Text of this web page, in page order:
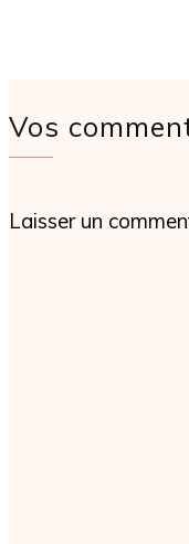
Vos
Laisser un